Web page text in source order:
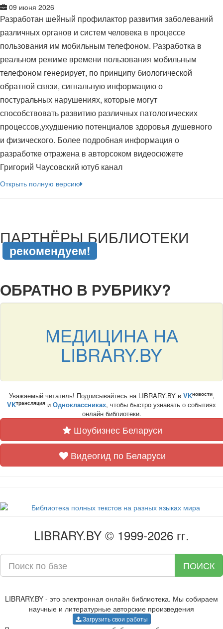
09 июня 2026
Разработан шейный профилактор развития заболеваний
различных органов и систем человека в процессе
пользования им мобильным телефоном. Разработка в
реальном режиме времени пользования мобильным
телефоном генерирует, по принципу биологической
обратной связи, сигнальную информацию о
постуральных нарушениях, которые могут
способствовать развитию различных патологических
процессов,ухудшению потенциалов здоровья душевного
и физического. Более подробная информация о
разработке отражена в авторсоком видеосюжете
Григорий Чаусовский ютуб канал
Открыть полную версию
ПАРТНЁРЫ БИБЛИОТЕКИ
рекомендуем!
ОБРАТНО В РУБРИКУ?
МЕДИЦИНА НА
LIBRARY.BY
Уважаемый читатель! Подписывайтесь на LIBRARY.BY в VKновости,
VKтрансляция и Одноклассниках, чтобы быстро узнавать о событиях
онлайн библиотеки.
Шоубизнес Беларуси
Видеогид по Беларуси
LIBRARY.BY © 1999-2026 гг.
ПОИСК
LIBRARY.BY - это электронная онлайн библиотека. Мы собираем
научные и литературные авторские произведения
Загрузить свои работы